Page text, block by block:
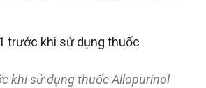
khi sử dụng thuốc Allopurinol